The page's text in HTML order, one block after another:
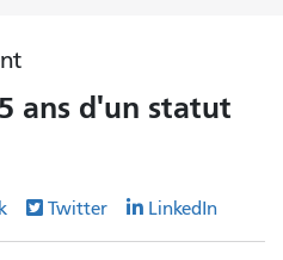
ans d'un statut
Twitter LinkedIn